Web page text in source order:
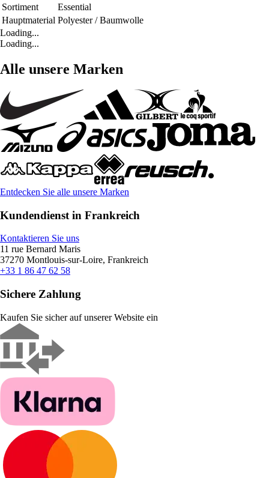
Sortiment
Essential
Hauptmaterial Polyester / Baumwolle
Loading...
Loading...
Alle unsere Marken
Entdecken Sie alle unsere Marken
Kundendienst in Frankreich
Kontaktieren Sie uns
11 rue Bernard Maris
37270 Montlouis-sur-Loire, Frankreich
+33 1 86 47 62 58
Sichere Zahlung
Kaufen Sie sicher auf unserer Website ein